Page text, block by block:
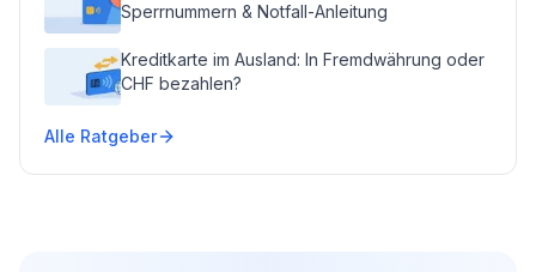
Sperrnummern & Notfall-Anleitung
Kreditkarte im Ausland: In Fremdwährung oder
CHF bezahlen?
Alle Ratgeber